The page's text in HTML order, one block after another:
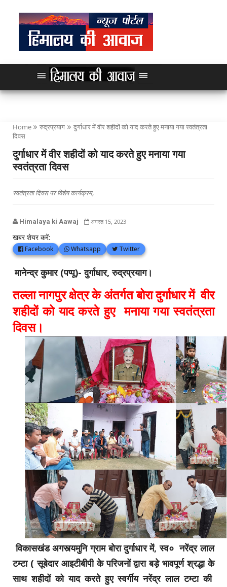
Home रुद्रप्रयाग
दुर्गाधार में वीर शहीदों को याद करते हुए मनाया गया स्वतंत्रता
दिवस
दुर्गाधार में वीर शहीदों को याद करते हुए मनाया गया
स्वतंत्रता दिवस
स्वतंत्रता दिवस पर विशेष कार्यक्रम,
Himalaya ki Aawaj अगस्त 15, 2023
खबर शेयर करें:
Facebook Whatsapp Twitter
मानेन्द्र कुमार (पप्पू)- दुर्गाधार, रुद्रप्रयाग।
तल्ला नागपुर क्षेत्र के अंतर्गत बोरा दुर्गाधार में वीर
शहीदों को याद करते हुए मनाया गया स्वतंत्रता
दिवस।
विकासखंड अगस्त्यमुनि ग्राम बोरा दुर्गाधार में, स्व० नरेंद्र लाल
टम्टा ( सूबेदार आइटीबीपी के परिजनों द्वारा बड़े भावपूर्ण श्रद्धा के
साथ शहीदों को याद करते हुए स्वर्गीय नरेंद्र लाल टम्टा की